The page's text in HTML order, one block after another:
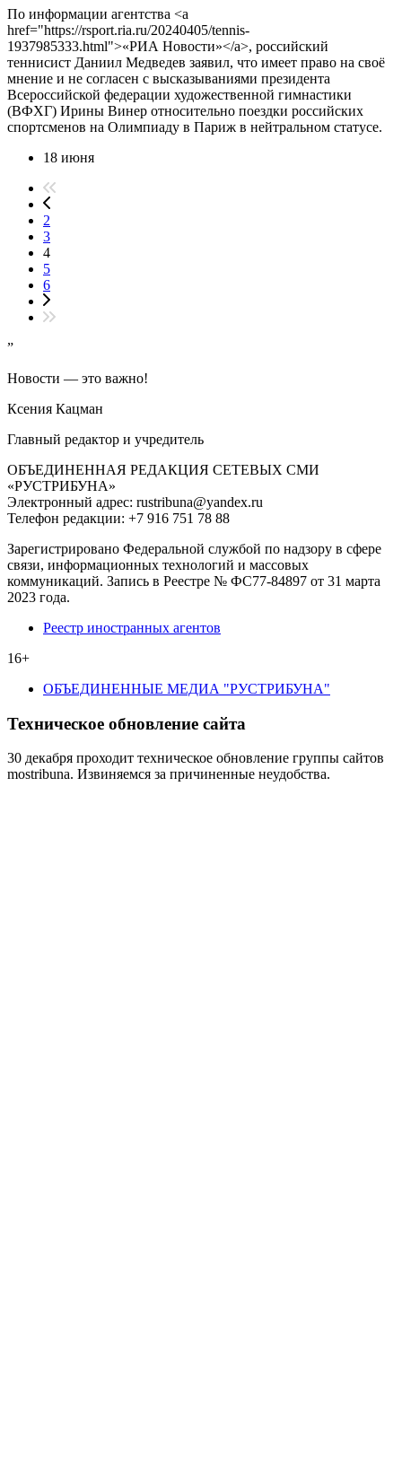
По информации агентства <a
href="https://rsport.ria.ru/20240405/tennis-
1937985333.html">«РИА Новости»</a>, российский
теннисист Даниил Медведев заявил, что имеет право на своё
мнение и не согласен с высказываниями президента
Всероссийской федерации художественной гимнастики
(ВФХГ) Ирины Винер относительно поездки российских
спортсменов на Олимпиаду в Париж в нейтральном статусе.
18 июня
2
3
4
5
6
”
Новости — это важно!
Ксения Кацман
Главный редактор и учредитель
ОБЪЕДИНЕННАЯ РЕДАКЦИЯ СЕТЕВЫХ СМИ
«РУСТРИБУНА»
Электронный адрес: rustribuna@yandex.ru
Телефон редакции: +7 916 751 78 88
Зарегистрировано Федеральной службой по надзору в сфере
связи, информационных технологий и массовых
коммуникаций. Запись в Реестре № ФС77-84897 от 31 марта
2023 года.
Реестр иностранных агентов
16+
ОБЪЕДИНЕННЫЕ МЕДИА "РУСТРИБУНА"
Техническое обновление сайта
30 декабря проходит техническое обновление группы сайтов
mostribuna. Извиняемся за причиненные неудобства.